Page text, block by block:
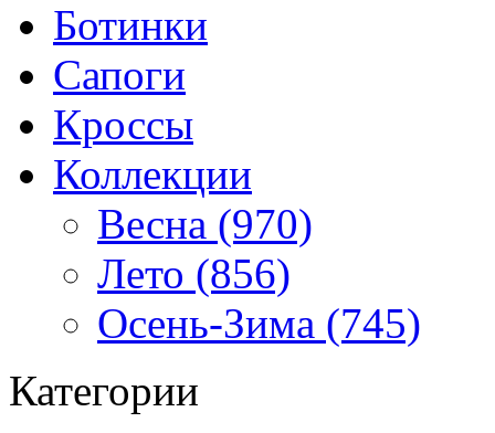
Ботинки
Сапоги
Кроссы
Коллекции
Весна (970)
Лето (856)
Осень-Зима (745)
Категории